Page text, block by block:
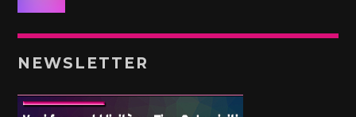
NEWSLETTER